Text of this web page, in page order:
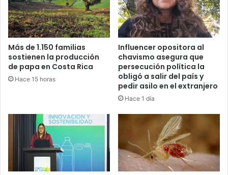
Más de 1.150 familias
sostienen la producción
de papa en Costa Rica
Hace 15 horas
Influencer opositora al
chavismo asegura que
persecución política la
obligó a salir del país y
pedir asilo en el extranjero
Hace 1 día